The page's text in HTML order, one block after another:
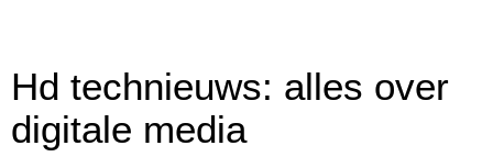
Hd technieuws: alles over
digitale media